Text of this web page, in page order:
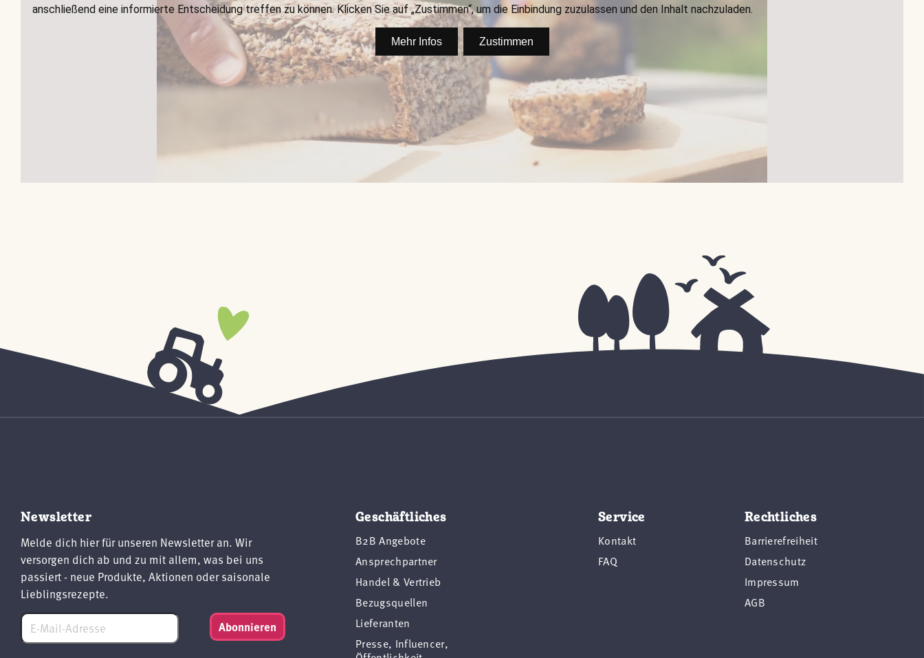
Newsletter
Melde dich hier für unseren Newsletter an. Wir
versorgen dich ab und zu mit allem, was bei uns
passiert - neue Produkte, Aktionen oder saisonale
Lieblingsrezepte.
Abonnieren
Geschäftliches
B2B Angebote
Ansprechpartner
Handel & Vertrieb
Bezugsquellen
Lieferanten
Presse, Influencer,
Service
Kontakt
FAQ
Rechtliches
Barrierefreiheit
Datenschutz
Impressum
AGB